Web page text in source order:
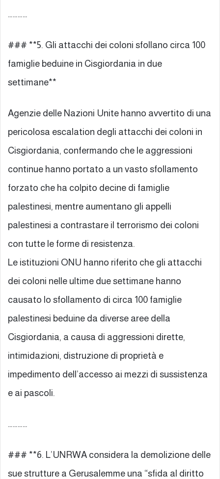
…………
### **5. Gli attacchi dei coloni sfollano circa 100
famiglie beduine in Cisgiordania in due
settimane**
Agenzie delle Nazioni Unite hanno avvertito di una
pericolosa escalation degli attacchi dei coloni in
Cisgiordania, confermando che le aggressioni
continue hanno portato a un vasto sfollamento
forzato che ha colpito decine di famiglie
palestinesi, mentre aumentano gli appelli
palestinesi a contrastare il terrorismo dei coloni
con tutte le forme di resistenza.
Le istituzioni ONU hanno riferito che gli attacchi
dei coloni nelle ultime due settimane hanno
causato lo sfollamento di circa 100 famiglie
palestinesi beduine da diverse aree della
Cisgiordania, a causa di aggressioni dirette,
intimidazioni, distruzione di proprietà e
impedimento dell’accesso ai mezzi di sussistenza
e ai pascoli.
…………
### **6. L’UNRWA considera la demolizione delle
sue strutture a Gerusalemme una “sfida al diritto